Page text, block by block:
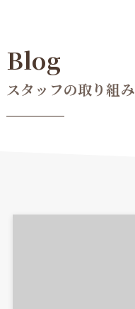
Blog
スタッフの取り組み